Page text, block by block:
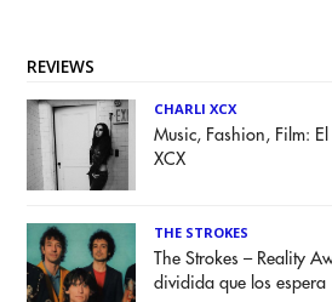
REVIEWS
CHARLI XCX
Music, Fashion, Film:
XCX
THE STROKES
The Strokes – Reality
dividida que los espera